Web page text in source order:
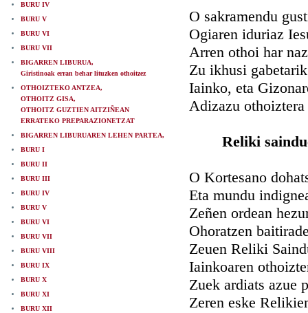
BURU IV
BURU V
BURU VI
BURU VII
BIGARREN LIBURUA,
Giristinoak erran behar lituzken othoitzez
OTHOIZTEKO ANTZEA,
OTHOITZ GISA,
OTHOITZ GUZTIEN AITZIÑEAN
ERRATEKO PREPARAZIONETZAT
BIGARREN LIBURUAREN LEHEN PARTEA,
BURU I
BURU II
BURU III
BURU IV
BURU V
BURU VI
BURU VII
BURU VIII
BURU IX
BURU X
BURU XI
BURU XII
O sakramendu
Ogiaren iduriaz
Arren othoi har
Zu ikhusi
Iainko, eta
Adizazu
Reliki
O Kortesano
Eta mundu
Zeñen ordean
Ohoratzen
Zeuen Reliki
Iainkoaren
Zuek ardiats azue
Zeren eske